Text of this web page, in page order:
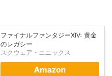
ファイナルファンタジーXIV: 黄金
のレガシー
スクウェア・エニックス
Amazon